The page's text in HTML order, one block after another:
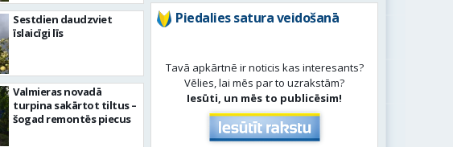
Sestdien daudzviet
īslaicīgi līs
Valmieras novadā
turpina sakārtot tiltus –
šogad remontēs piecus
Piedalies satura veidošanā
Tavā apkārtnē ir noticis kas interesants?
Vēlies, lai mēs par to uzrakstām?
Iesūti, un mēs to publicēsim!